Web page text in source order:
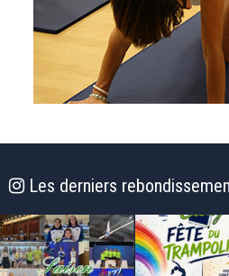
Les derniers